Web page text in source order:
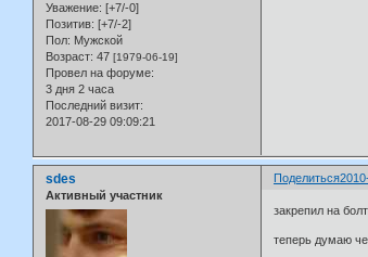
Уважение: [+7/-0]
Позитив: [+7/-2]
Пол: Мужской
Возраст: 47 [1979-06-19]
Провел на форуме:
3 дня 2 часа
Последний визит:
2017-08-29 09:09:21
Поделиться
sdes
Активный участник
закрепил на
теперь думаю